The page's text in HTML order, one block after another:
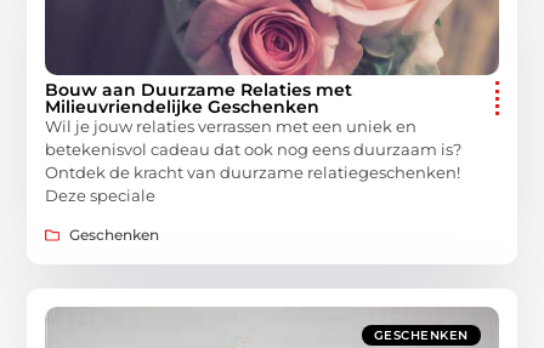
Bouw aan Duurzame Relaties met
Milieuvriendelijke Geschenken
Wil je jouw relaties verrassen met een uniek en
betekenisvol cadeau dat ook nog eens duurzaam is?
Ontdek de kracht van duurzame relatiegeschenken!
Deze speciale
Geschenken
GESCHENKEN